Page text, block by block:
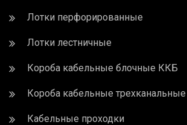
Лотки перфорированные
Лотки лестничные
Короба кабельные блочные ККБ
Короба кабельные трехканальные
Кабельные проходки